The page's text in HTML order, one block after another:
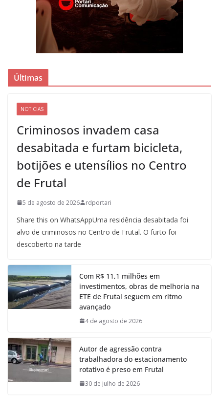
Últimas
NOTICIAS
Criminosos invadem casa
desabitada e furtam bicicleta,
botijões e utensílios no Centro
de Frutal
5 de agosto de 2026 rdportari
Share this on WhatsAppUma residência desabitada foi
alvo de criminosos no Centro de Frutal. O furto foi
descoberto na tarde
Com R$ 11,1 milhões em
investimentos, obras de melhoria na
ETE de Frutal seguem em ritmo
avançado
4 de agosto de 2026
Autor de agressão contra
trabalhadora do estacionamento
rotativo é preso em Frutal
30 de julho de 2026